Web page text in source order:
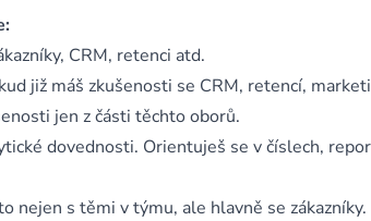
CRM, retenci atd.
již máš zkušenosti se CRM, retencí,
jen z části těchto oborů.
dovednosti. Orientuješ se v číslech,
nejen s těmi v týmu, ale hlavně se zákazníky.